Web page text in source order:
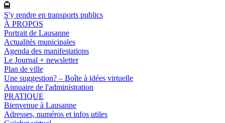
S'y rendre en transports publics
À PROPOS
Portrait de Lausanne
Actualités municipales
Agenda des manifestations
Le Journal + newsletter
Plan de ville
Une suggestion? – Boîte à idées virtuelle
Annuaire de l'administration
PRATIQUE
Bienvenue à Lausanne
Adresses, numéros et infos utiles